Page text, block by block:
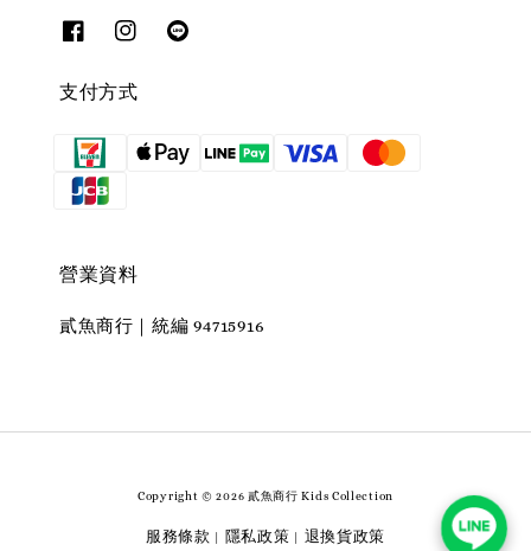
支付方式
營業資料
貳魚商行｜統編 94715916
Copyright © 2026 貳魚商行 Kids Collection
服務條款 隱私政策 退換貨政策